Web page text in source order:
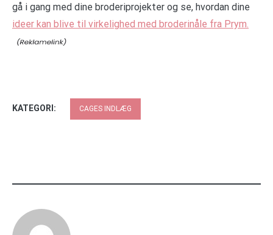
gå i gang med dine broderiprojekter og se, hvordan dine
ideer kan blive til virkelighed med broderinåle fra Prym.
KATEGORI: CAGES INDLÆG